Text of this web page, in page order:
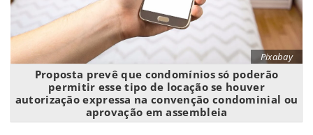
Pixabay
Proposta prevê que condomínios só poderão
permitir esse tipo de locação se houver
autorização expressa na convenção condominial ou
aprovação em assembleia